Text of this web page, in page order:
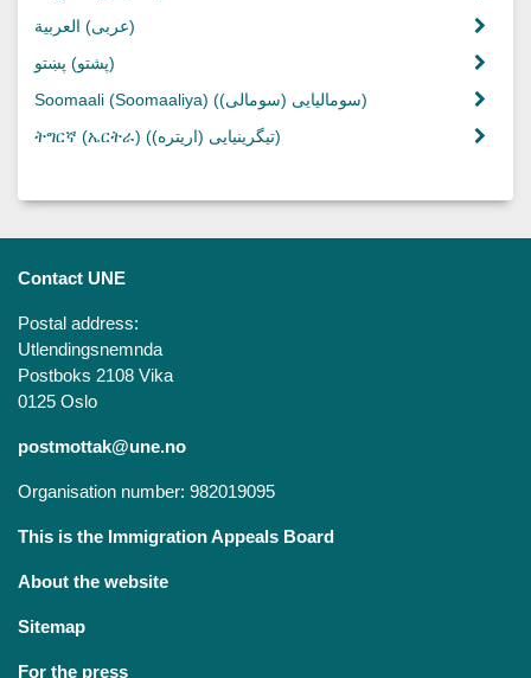
العربية
(عربی)
پښتو
(پشتو)
Soomaali (Soomaaliya)
(سومالیایی (سومالی))
ትግርኛ (ኤርትራ)
(تیگرینیایی (اریتره))
Contact UNE
Postal address:
Utlendingsnemnda
Postboks 2108 Vika
0125 Oslo
postmottak@une.no
Organisation number: 982019095
This is the Immigration Appeals Board
About the website
Sitemap
For the press